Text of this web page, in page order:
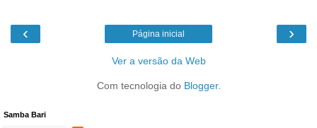
‹ ›
Página inicial
Ver a versão da Web
Com tecnologia do Blogger.
Samba Bari